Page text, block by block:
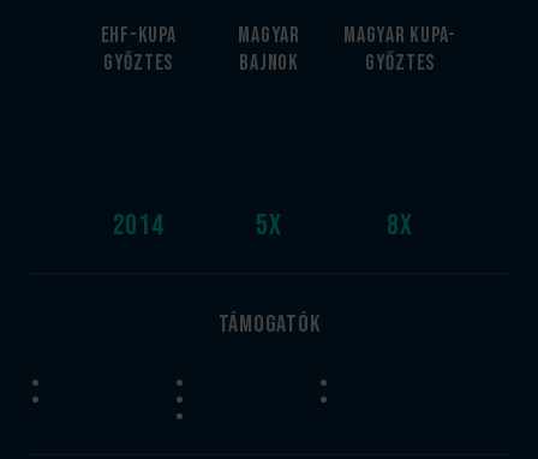
EHF-Kupa
győztes
2014
Magyar
bajnok
5x
Magyar kupa-
győztes
8x
Támogatók